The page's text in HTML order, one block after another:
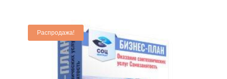
Распродажа!